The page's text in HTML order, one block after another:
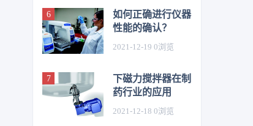
如何正确进行仪器
性能的确认？
2021-12-19 0浏览
下磁力搅拌器在制
药行业的应用
2021-12-18 0浏览